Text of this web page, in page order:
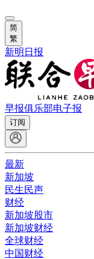
简
繁
新明日报
早报俱乐部电子报
订阅
最新
新加坡
民生民声
财经
新加坡股市
新加坡财经
全球财经
中国财经